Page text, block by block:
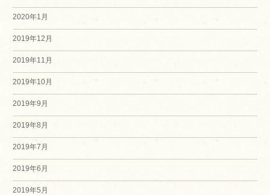
2020年1月
2019年12月
2019年11月
2019年10月
2019年9月
2019年8月
2019年7月
2019年6月
2019年5月